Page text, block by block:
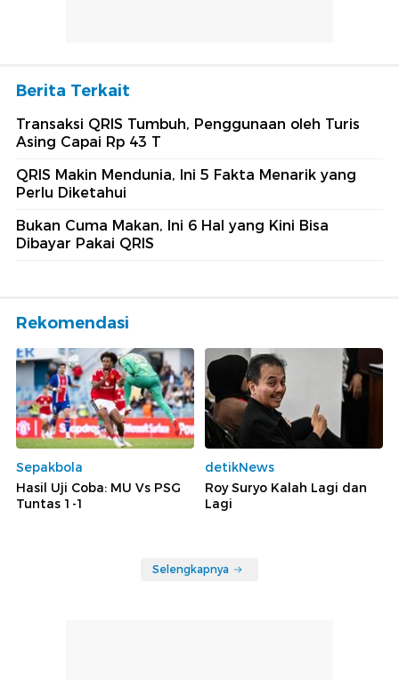
Berita Terkait
Transaksi QRIS Tumbuh, Penggunaan oleh Turis
Asing Capai Rp 43 T
QRIS Makin Mendunia, Ini 5 Fakta Menarik yang
Perlu Diketahui
Bukan Cuma Makan, Ini 6 Hal yang Kini Bisa
Dibayar Pakai QRIS
Rekomendasi
Sepakbola
Hasil Uji Coba: MU Vs PSG
Tuntas 1-1
detikNews
Roy Suryo Kalah Lagi dan
Lagi
Selengkapnya